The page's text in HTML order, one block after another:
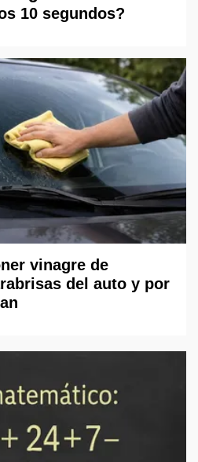
10 segundos?
vinagre de
del auto y por